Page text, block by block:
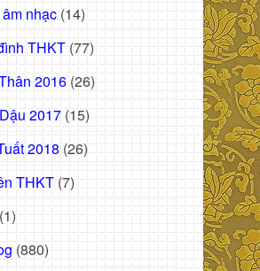
nhạc (14)
THKT (77)
2016 (26)
2017 (15)
2018 (26)
THKT (7)
(1)
(880)